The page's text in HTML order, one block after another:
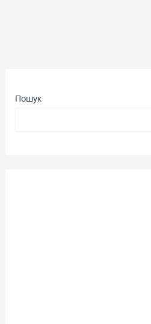
Пошук